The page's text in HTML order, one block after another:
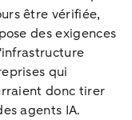
être vérifiée,
des exigences
qui
donc tirer
agents IA.